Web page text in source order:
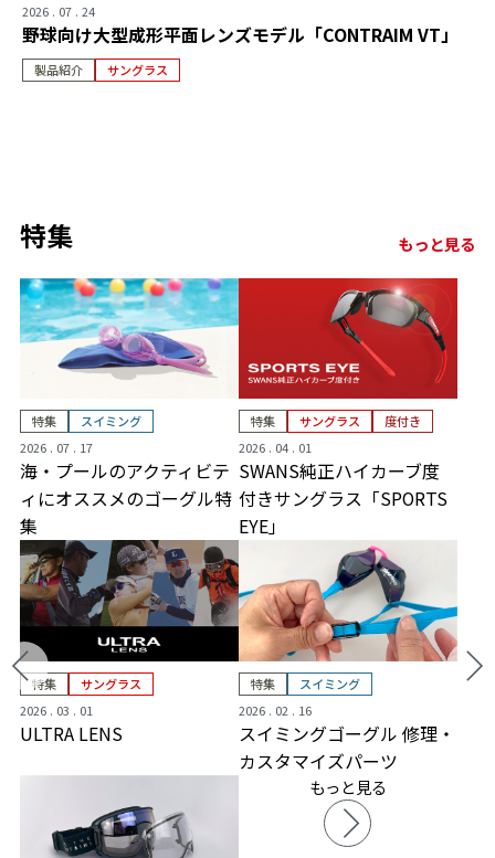
2026 . 07 . 24
野球向け大型成形平面レンズモデル「CONTRAIM VT」
製品紹介 サングラス
特集 もっと見る
特集
スイミング
2026 . 07 . 17
海・プールのアクティビテ
ィにオススメのゴーグル特
集
特集 サングラス
度付き
2026 . 04 . 01
SWANS純正ハイカーブ度
付きサングラス「SPORTS
EYE」
特集
サングラス
2026 . 03 . 01
ULTRA LENS
特集
スイミング
2026 . 02 . 16
スイミングゴーグル 修理・
カスタマイズパーツ
もっと見る